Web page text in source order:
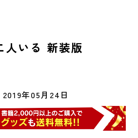
人いる 新装版
2019年05月24日